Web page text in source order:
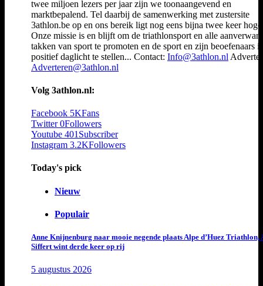
twee miljoen lezers per jaar zijn we toonaangevend en
marktbepalend. Tel daarbij de samenwerking met zustersite
3athlon.be op en ons bereik ligt nog eens bijna twee keer
Onze missie is en blijft om de triathlonsport en alle
takken van sport te promoten en de sport en zijn beoefenaars
positief daglicht te stellen... Contact: Info@3athlon.nl
Adverteren@3athlon.nl
Volg 3athlon.nl:
Facebook 5KFans
Twitter 0Followers
Youtube 401 Subscriber
Instagram 3.2KFollowers
Today's pick
Nieuw
Populair
Anne Knijnenburg naar mooie negende plaats Alpe d’Huez Triathlon,
Siffert wint derde keer op rij
5 augustus 2026